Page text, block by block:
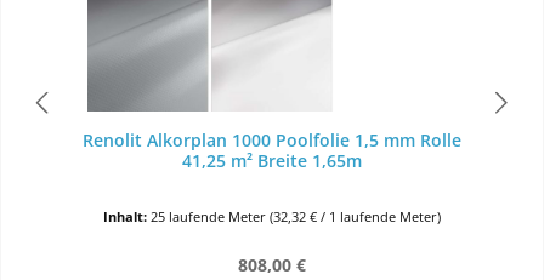
Renolit Alkorplan 1000 Poolfolie 1,5 mm Rolle
41,25 m² Breite 1,65m
Inhalt: 25 laufende Meter (32,32 € / 1 laufende Meter)
Regulärer Preis:
808,00 €